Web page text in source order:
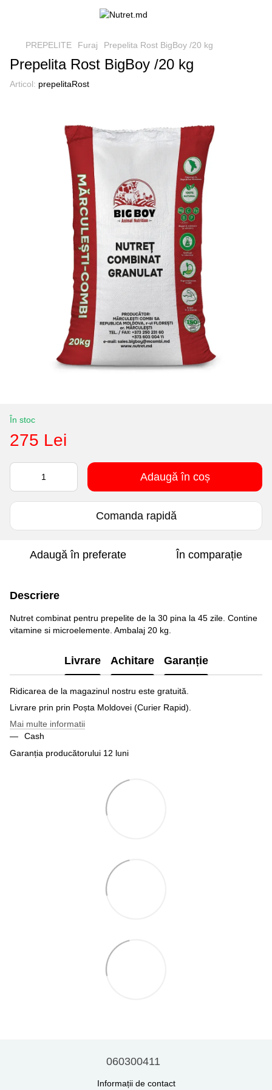
PREPELITE Furaj Prepelita Rost BigBoy /20 kg
Prepelita Rost BigBoy /20 kg
Articol: prepelitaRost
În stoc
275 Lei
Adaugă în coș
Comanda rapidă
Adaugă în preferate În comparație
Descriere
Nutret combinat pentru prepelite de la 30 pina la 45 zile. Contine
vitamine si microelemente. Ambalaj 20 kg.
Livrare Achitare Garanție
Ridicarea de la magazinul nostru este gratuită.
Livrare prin prin Poșta Moldovei (Curier Rapid).
Mai multe informatii
Cash
Garanția producătorului 12 luni
060300411
Informații de contact